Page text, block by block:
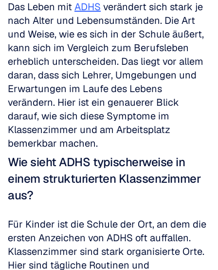
Das Leben mit ADHS verändert sich stark je
nach Alter und Lebensumständen. Die Art
und Weise, wie es sich in der Schule äußert,
kann sich im Vergleich zum Berufsleben
erheblich unterscheiden. Das liegt vor allem
daran, dass sich Lehrer, Umgebungen und
Erwartungen im Laufe des Lebens
verändern. Hier ist ein genauerer Blick
darauf, wie sich diese Symptome im
Klassenzimmer und am Arbeitsplatz
bemerkbar machen.
Wie sieht ADHS typischerweise in
einem strukturierten Klassenzimmer
aus?
Für Kinder ist die Schule der Ort, an dem die
ersten Anzeichen von ADHS oft auffallen.
Klassenzimmer sind stark organisierte Orte.
Hier sind tägliche Routinen und